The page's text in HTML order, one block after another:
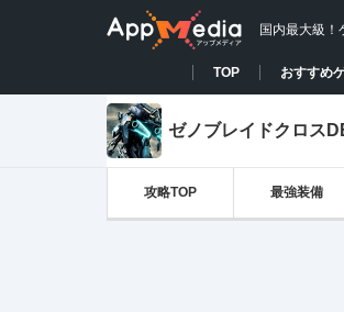
国内最大級！
TOP おすすめ
ゼノブレイドクロス
攻略TOP 最強装備